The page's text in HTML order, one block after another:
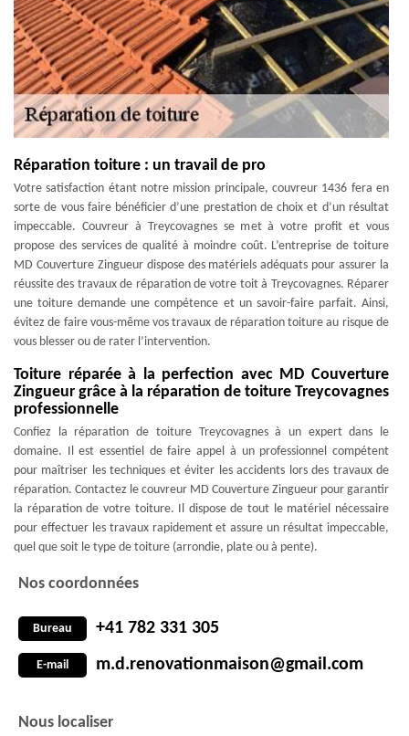
Réparation toiture : un travail de pro
Votre satisfaction étant notre mission principale, couvreur 1436 fera en
sorte de vous faire bénéficier d’une prestation de choix et d’un résultat
impeccable. Couvreur à Treycovagnes se met à votre profit et vous
propose des services de qualité à moindre coût. L’entreprise de toiture
MD Couverture Zingueur dispose des matériels adéquats pour assurer la
réussite des travaux de réparation de votre toit à Treycovagnes. Réparer
une toiture demande une compétence et un savoir-faire parfait. Ainsi,
évitez de faire vous-même vos travaux de réparation toiture au risque de
vous blesser ou de rater l’intervention.
Toiture réparée à la perfection avec MD Couverture
Zingueur grâce à la réparation de toiture Treycovagnes
professionnelle
Confiez la réparation de toiture Treycovagnes à un expert dans le
domaine. Il est essentiel de faire appel à un professionnel compétent
pour maîtriser les techniques et éviter les accidents lors des travaux de
réparation. Contactez le couvreur MD Couverture Zingueur pour garantir
la réparation de votre toiture. Il dispose de tout le matériel nécessaire
pour effectuer les travaux rapidement et assure un résultat impeccable,
quel que soit le type de toiture (arrondie, plate ou à pente).
Nos coordonnées
Bureau +41 782 331 305
E-mail m.d.renovationmaison@gmail.com
Nous localiser